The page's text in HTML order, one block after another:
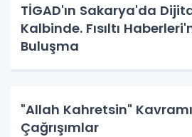
TİGAD'ın Sakarya'da
Kalbinde. Fısıltı
Buluşma
"Allah Kahretsin"
Çağrışımlar